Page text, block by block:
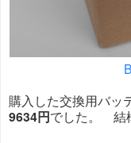
購入した交換用バ
9634円でした。 結